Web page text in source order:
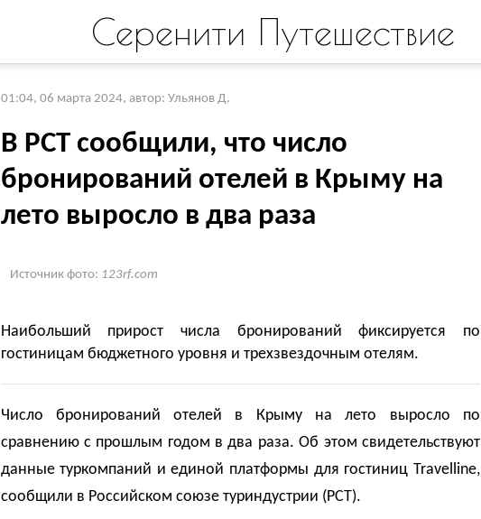
Серенити Путешествие
01:04, 06 марта 2024, автор: Ульянов Д.
В РСТ сообщили, что число
бронирований отелей в Крыму на
лето выросло в два раза
Источник фото: 123rf.com
Наибольший прирост числа бронирований фиксируется по
гостиницам бюджетного уровня и трехзвездочным отелям.
Число бронирований отелей в Крыму на лето выросло по
сравнению с прошлым годом в два раза. Об этом свидетельствуют
данные туркомпаний и единой платформы для гостиниц Travelline,
сообщили в Российском союзе туриндустрии (РСТ).